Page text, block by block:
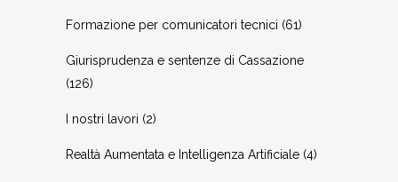
Formazione per comunicatori tecnici (61)
Giurisprudenza e sentenze di Cassazione
(126)
I nostri lavori (2)
Realtà Aumentata e Intelligenza Artificiale (4)